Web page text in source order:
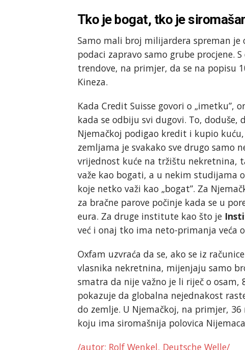
Tko je bogat, tko je
Samo mali broj milijardera spreman
podaci zapravo samo grube procjene.
trendove, na primjer, da se na popisu
Kineza.
Kada Credit Suisse govori o „imetku”,
kada se odbiju svi dugovi. To,
Njemačkoj podigao kredit i kupio
zemljama je svakako sve drugo samo
vrijednost kuće na tržištu nekretnina,
važe kao bogati, a u nekim studijama
koje netko važi kao „bogat”. Za
za bračne parove počinje kada se u
eura. Za druge institute kao što je
već i onaj tko ima neto-primanja veća
Oxfam uzvraća da se, ako se iz
vlasnika nekretnina, mijenjaju samo
smatra da nije važno je li riječ o osam,
pokazuje da globalna nejednakost
do zemlje. U Njemačkoj, na primjer,
koju ima siromašnija polovica
/autor: Rolf Wenkel, Deutsche Welle/